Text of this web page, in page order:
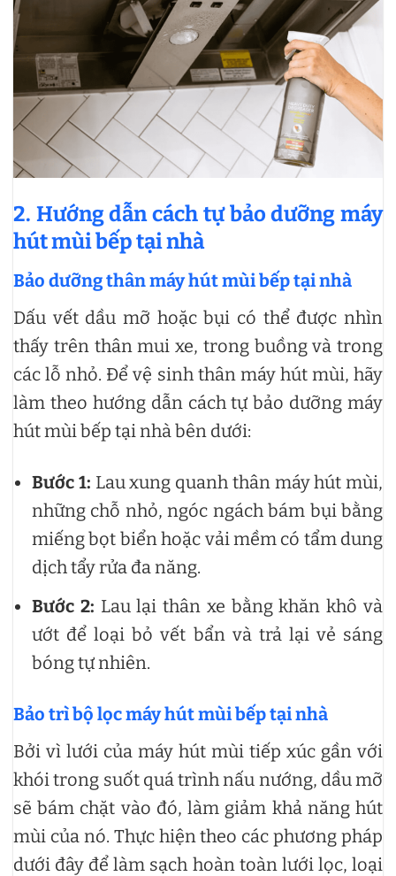
2. Hướng dẫn cách tự bảo dưỡng máy
hút mùi bếp tại nhà
Bảo dưỡng thân máy hút mùi bếp tại nhà
Dấu vết dầu mỡ hoặc bụi có thể được nhìn
thấy trên thân mui xe, trong buồng và trong
các lỗ nhỏ. Để vệ sinh thân máy hút mùi, hãy
làm theo hướng dẫn cách tự bảo dưỡng máy
hút mùi bếp tại nhà bên dưới:
Bước 1: Lau xung quanh thân máy hút mùi,
những chỗ nhỏ, ngóc ngách bám bụi bằng
miếng bọt biển hoặc vải mềm có tẩm dung
dịch tẩy rửa đa năng.
Bước 2: Lau lại thân xe bằng khăn khô và
ướt để loại bỏ vết bẩn và trả lại vẻ sáng
bóng tự nhiên.
Bảo trì bộ lọc máy hút mùi bếp tại nhà
Bởi vì lưới của máy hút mùi tiếp xúc gần với
khói trong suốt quá trình nấu nướng, dầu mỡ
sẽ bám chặt vào đó, làm giảm khả năng hút
mùi của nó. Thực hiện theo các phương pháp
dưới đây để làm sạch hoàn toàn lưới lọc, loại